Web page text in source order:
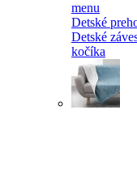
menu
Detské
Detské
kočíka